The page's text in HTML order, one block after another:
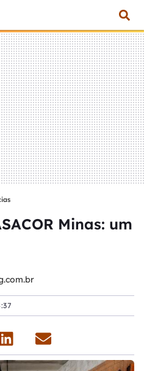
Minas: um